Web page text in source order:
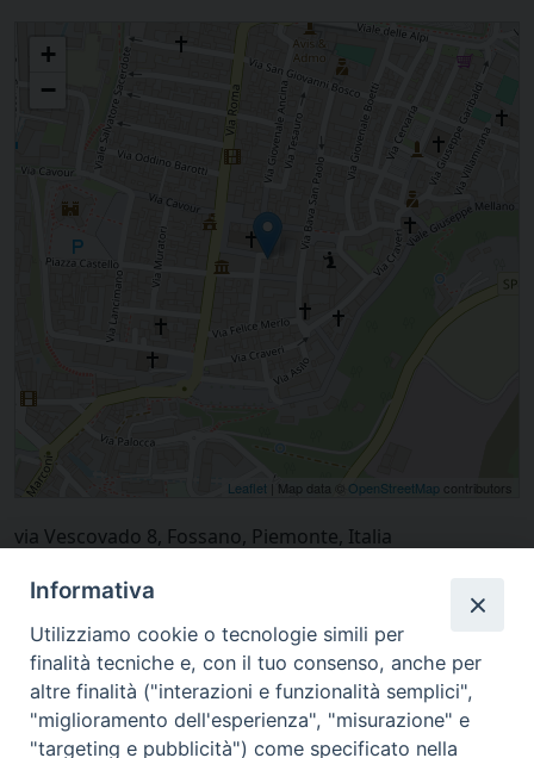
Archivio storico diocesano con biblioteca - sede di Fossano
+
−
Leaflet | Map data © OpenStreetMap contributors
via Vescovado 8, Fossano, Piemonte, Italia
Informativa
Utilizziamo cookie o tecnologie simili per
finalità tecniche e, con il tuo consenso, anche per
altre finalità ("interazioni e funzionalità semplici",
"miglioramento dell'esperienza", "misurazione" e
"targeting e pubblicità") come specificato nella